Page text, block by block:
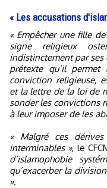
« Les accusations
« Empêcher une fille
signe religieux
indistinctement par ses
prétexte qu’il
conviction religieuse,
et la lettre de la loi de
sonder les convictions
à leur imposer de les
« Malgré ces
interminables », le
d’islamophobie
qu’exacerber la
».